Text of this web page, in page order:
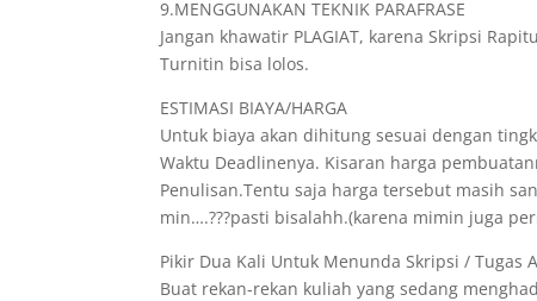
9.MENGGUNAKAN TEKNIK PARAFRASE
Jangan khawatir PLAGIAT, karena Skripsi
Turnitin bisa lolos.
ESTIMASI BIAYA/HARGA
Untuk biaya akan dihitung sesuai dengan
Waktu Deadlinenya. Kisaran harga
Penulisan.Tentu saja harga tersebut masih
min….???pasti bisalahh.(karena mimin juga
Pikir Dua Kali Untuk Menunda Skripsi / Tugas
Buat rekan-rekan kuliah yang sedang